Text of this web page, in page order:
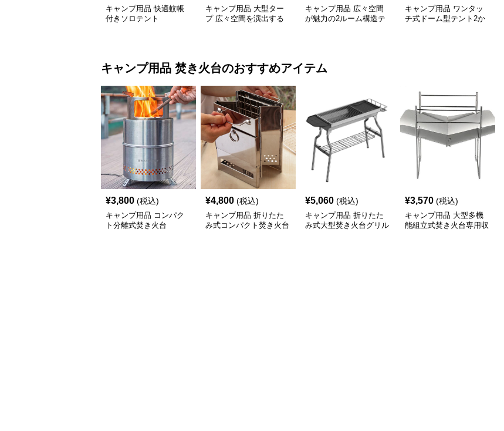
キャンプ用品 快適蚊帳
付きソロテント
キャンプ用品 大型ター
プ 広々空間を演出する
キャンプ用品 広々空間
が魅力の2ルーム構造テ
キャンプ用品 ワンタッ
チ式ドーム型テント2か
キャンプ用品 焚き火台のおすすめアイテム
¥3,800 (税込)
キャンプ用品 コンパク
ト分離式焚き火台
¥4,800 (税込)
キャンプ用品 折りたた
み式コンパクト焚き火台
¥5,060 (税込)
キャンプ用品 折りたた
み式大型焚き火台グリル
¥3,570 (税込)
キャンプ用品 大型多機
能組立式焚き火台専用収